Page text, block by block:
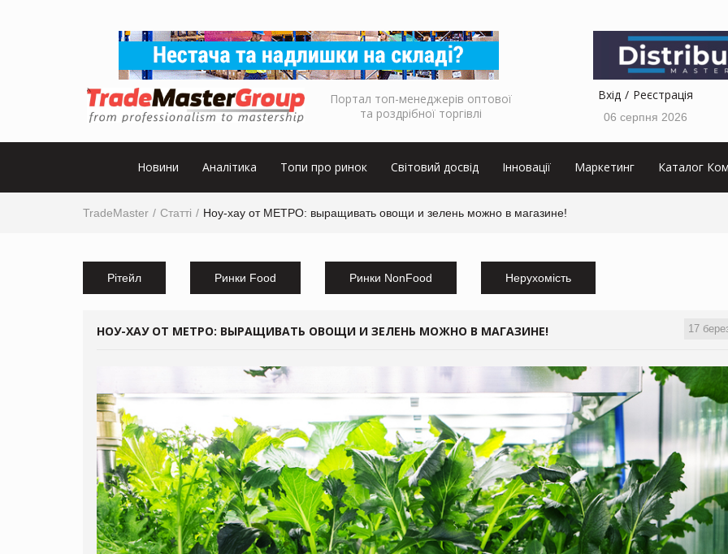
Портал топ-менеджерів оптової
та роздрібної торгівлі
Вхід Реєстрація
06 серпня 2026
Новини Аналітика Топи про ринок Світовий досвід Інновації Маркетинг Каталог
TradeMaster Статті Ноу-хау от МЕТРО: выращивать овощи и зелень можно в магазине!
Рітейл Ринки Food Ринки NonFood Нерухомість
17
НОУ-ХАУ ОТ МЕТРО: ВЫРАЩИВАТЬ ОВОЩИ И ЗЕЛЕНЬ МОЖНО В МАГАЗИНЕ!